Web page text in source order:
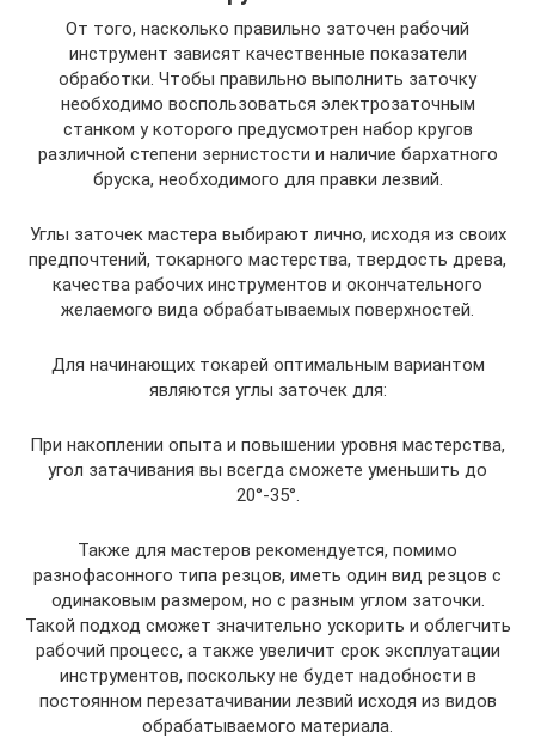
От того, насколько правильно заточен рабочий
инструмент зависят качественные показатели
обработки. Чтобы правильно выполнить заточку
необходимо воспользоваться электрозаточным
станком у которого предусмотрен набор кругов
различной степени зернистости и наличие бархатного
бруска, необходимого для правки лезвий.
Углы заточек мастера выбирают лично, исходя из своих
предпочтений, токарного мастерства, твердость древа,
качества рабочих инструментов и окончательного
желаемого вида обрабатываемых поверхностей.
Для начинающих токарей оптимальным вариантом
являются углы заточек для:
При накоплении опыта и повышении уровня мастерства,
угол затачивания вы всегда сможете уменьшить до
20°-35°.
Также для мастеров рекомендуется, помимо
разнофасонного типа резцов, иметь один вид резцов с
одинаковым размером, но с разным углом заточки.
Такой подход сможет значительно ускорить и облегчить
рабочий процесс, а также увеличит срок эксплуатации
инструментов, поскольку не будет надобности в
постоянном перезатачивании лезвий исходя из видов
обрабатываемого материала.